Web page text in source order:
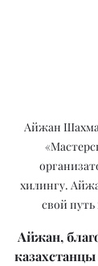
Айжан
хилингу.
свой
Aйжан,